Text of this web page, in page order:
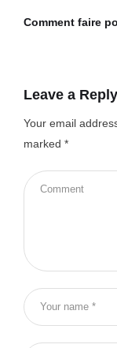
Comment faire
Leave a Reply
Your email
marked *